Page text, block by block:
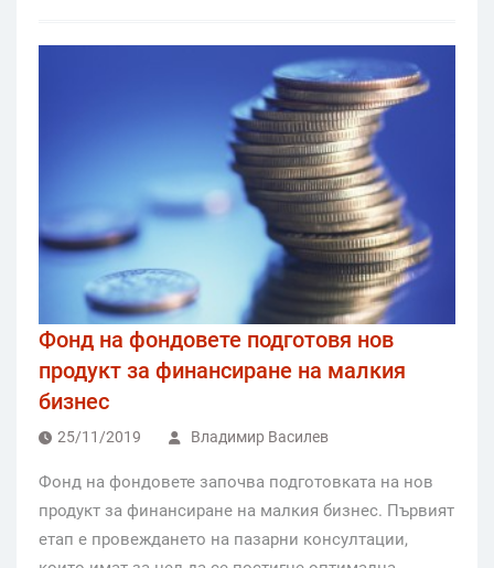
Фонд на фондовете подготовя нов
продукт за финансиране на малкия
бизнес
25/11/2019 Владимир Василев
Фонд на фондовете започва подготовката на нов
продукт за финансиране на малкия бизнес. Първият
етап е провеждането на пазарни консултации,